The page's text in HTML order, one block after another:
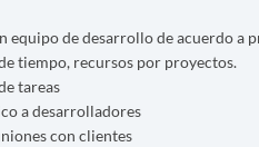
equipo de desarrollo de acuerdo a
tiempo, recursos por proyectos.
tareas
a desarrolladores
con clientes